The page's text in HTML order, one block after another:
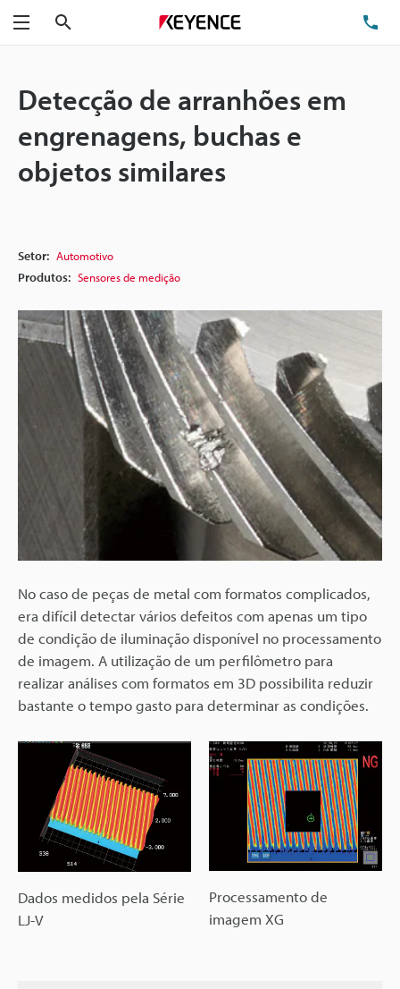
Menu
Detecção de arranhões em
engrenagens, buchas e
objetos similares
Setor: Automotivo
Produtos: Sensores de medição
No caso de peças de metal com formatos complicados,
era difícil detectar vários defeitos com apenas um tipo
de condição de iluminação disponível no processamento
de imagem. A utilização de um perfilômetro para
realizar análises com formatos em 3D possibilita reduzir
bastante o tempo gasto para determinar as condições.
Dados medidos pela Série
LJ-V
Processamento de
imagem XG